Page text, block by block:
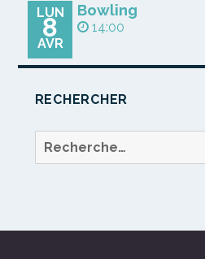
LUN
8
AVR
Bowling
14:00
RECHERCHER
Recherche